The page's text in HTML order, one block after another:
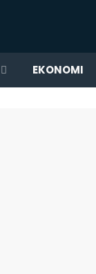
EKONOMI